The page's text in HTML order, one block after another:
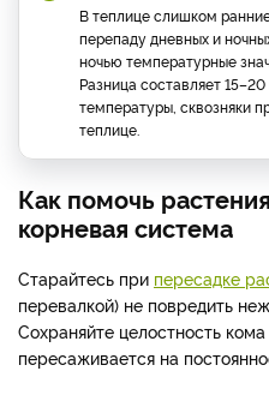
В теплице слишком
перепаду дневных и
ночью температурные
Разница составляет
температуры, сквозняки
теплице.
Как помочь
корневая система
Старайтесь при пересадке
перевалкой) не повредить
Сохраняйте целостность
пересаживается на